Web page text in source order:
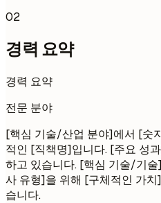
02
경력 요약
경력 요약
전문 분야
[핵심 기술/산업 분야]에서 [숫
적인 [직책명]입니다. [주요 성
하고 있습니다. [핵심 기술/기
사 유형]을 위해 [구체적인 가
습니다.